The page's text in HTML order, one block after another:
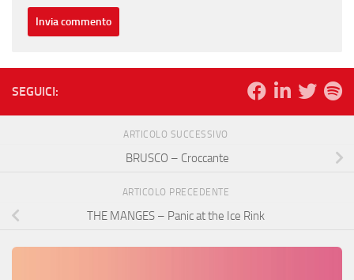
SEGUICI:
ARTICOLO SUCCESSIVO
BRUSCO – Croccante
ARTICOLO PRECEDENTE
THE MANGES – Panic at the Ice Rink